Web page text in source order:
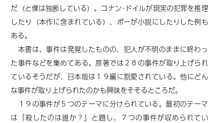
だ（と僕は独断している）。コナン･ドイルが現実の犯罪を推理
したり（本作に含まれている）、ポーが小説にしたりした例も
ある。
本書は、事件は発覚したものの、犯人が不明のままに終わっ
た事件などを集めてある。原著では２８の事件が取り上げられ
ているそうだが、日本版は１９編に割愛されている。他にどん
な事件が取り上げられたのかも興味をそそるところだ。
１９の事件が５つのテーマに分けられている。最初のテーマ
は「殺したのは誰か？」と題し、７つの事件が収められてい